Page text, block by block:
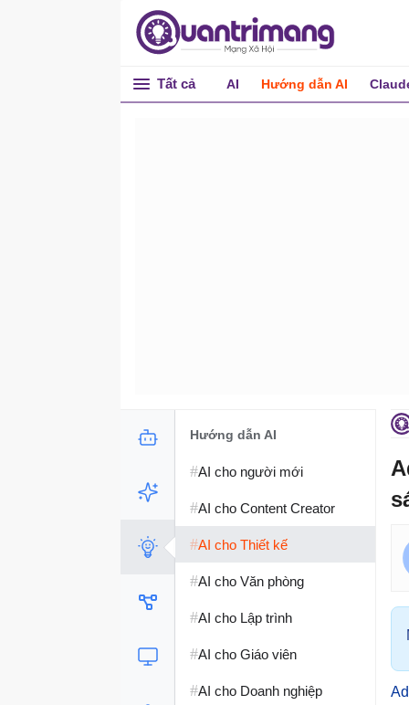
Tất cả AI Hướng dẫn AI
Hướng dẫn AI
#AI cho người mới
#AI cho Content Creator
#AI cho Thiết kế
#AI cho Văn phòng
#AI cho Lập trình
#AI cho Giáo viên
#AI cho Doanh nghiệp